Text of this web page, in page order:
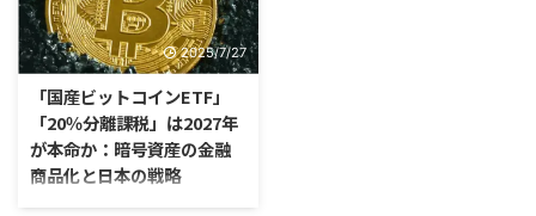
金融庁の公表資料によると ...
る トゥアレグ・グループ
（Tuareg Group）が、2025年11
月19日に、払込資本金10億ドル
グ・グループ・テクノロジーズを
設立。そしてその中核として、暗
号資産（仮想通貨）取引所
TrustglobeX を立ち上げることを
発表しました。 この動きは、リ
2025/7/27
「国産ビットコインETF」
「20％分離課税」は2027年
が本命か：暗号資産の金融
商品化と日本の戦略
エグゼクティブサマリー 現在の